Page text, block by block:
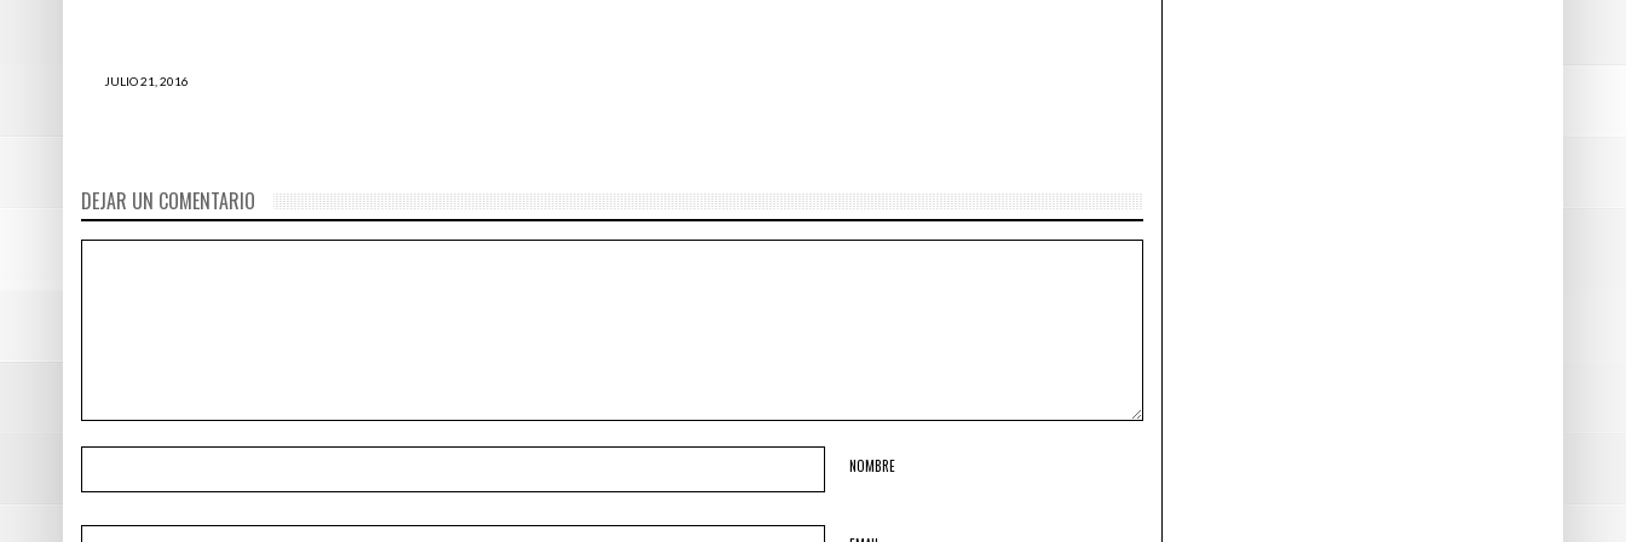
JULIO 21, 2016
DEJAR UN COMENTARIO
NOMBRE